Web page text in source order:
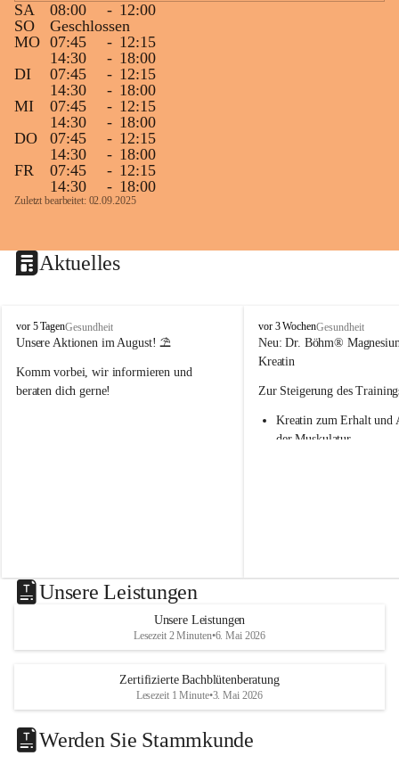
SA
08:00 - 12:00
SO
Geschlossen
MO 07:45 - 12:15
14:30
- 18:00
DI
07:45 - 12:15
14:30
- 18:00
MI
07:45 - 12:15
14:30
- 18:00
DO
07:45 - 12:15
14:30
- 18:00
FR
07:45 - 12:15
14:30
- 18:00
Zuletzt bearbeitet: 02.09.2025
Aktuelles
M
a
i
e
n
a
G
vor 5 TagenGesundheit
Unsere Aktionen im August! ⛱️
Komm vorbei, wir informieren und
beraten dich gerne!
M
a
r
e
n
K
G
vor 3 WochenGesundheit
Neu: Dr. Böhm®
Kreatin
Zur Steigerung des
Kreatin zum Erhalt und
der Muskulatur
31.7.2026
Unsere Leistungen
Unsere Leistungen
Lesezeit 2 Minuten•6. Mai 2026
Zertifizierte Bachblütenberatung
Lesezeit 1 Minute•3. Mai 2026
Werden Sie Stammkunde